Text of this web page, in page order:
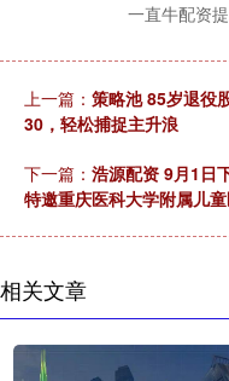
一直牛配资
上一篇： 策略池 85岁退役
30，轻松捕捉主升浪
下一篇： 浩源配资 9月1日
特邀重庆医科大学附属儿
相关文章